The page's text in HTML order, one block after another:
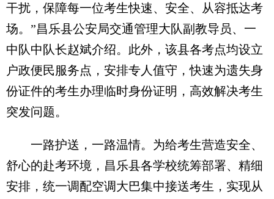
干扰，保障每一位考生快速、安全、从容抵达考
场。”昌乐县公安局交通管理大队副教导员、一
中队中队长赵斌介绍。此外，该县各考点均设立
户政便民服务点，安排专人值守，快速为遗失身
份证件的考生办理临时身份证明，高效解决考生
突发问题。
一路护送，一路温情。为给考生营造安全、
舒心的赴考环境，昌乐县各学校统筹部署、精细
安排，统一调配空调大巴集中接送考生，实现从